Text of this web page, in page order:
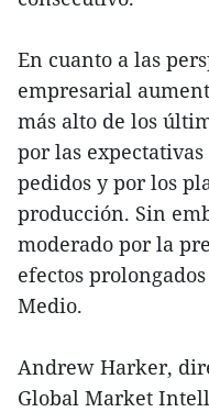
En cuanto a las
empresarial
más alto de los
por las
pedidos y por los
producción. Sin
moderado por la
efectos
Medio.
Andrew Harker,
Global Market